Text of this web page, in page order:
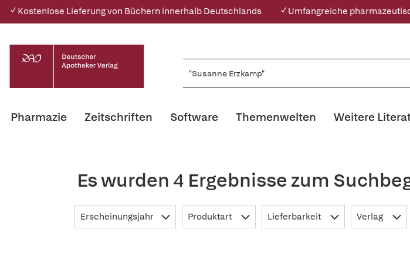
✓ Kostenlose Lieferung von Büchern innerhalb Deutschlands ✓ Umfangreiche
Pharmazie Zeitschriften Software Themenwelten Weitere
Es wurden 4 Ergebnisse zum
Erscheinungsjahr Produktart Lieferbarkeit Verlag